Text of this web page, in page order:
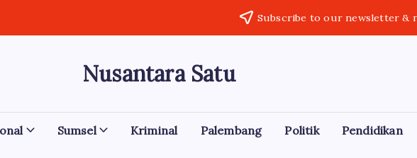
Subscribe to our newsletter &
Nusantara Satu
Berita
Sumsel Kriminal Palembang Politik Pendidikan